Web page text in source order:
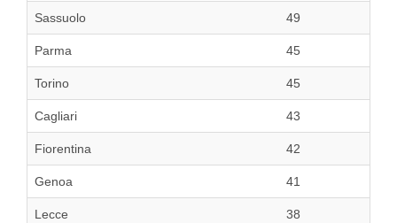
Sassuolo 49
Parma 45
Torino 45
Cagliari 43
Fiorentina 42
Genoa 41
Lecce 38